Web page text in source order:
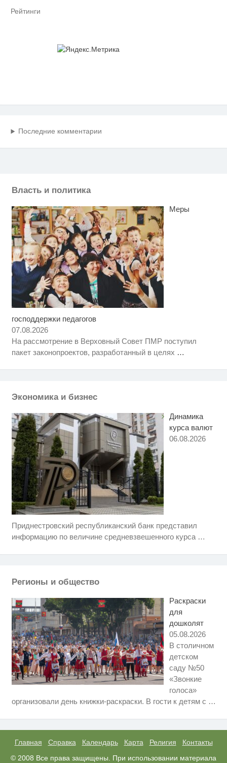
Рейтинги
Последние комментарии
Власть и политика
Меры
господдержки педагогов
07.08.2026
На рассмотрение в Верховный Совет ПМР поступил
пакет законопроектов, разработанный в целях …
Экономика и бизнес
Динамика
курса валют
06.08.2026
Приднестровский республиканский банк представил
информацию по величине средневзвешенного курса …
Регионы и общество
Раскраски
для
дошколят
05.08.2026
В столичном
детском
саду №50
«Звонкие
голоса»
организовали день книжки-раскраски. В гости к детям с …
Главная Справка Календарь Карта Религия
Контакты
© 2008 Все права защищены. При использовании материала
Королева вагона отожгла! Видео
Ролик из Омска: вы будете
смеяться долго
i
Ролик длится несколько секунд,
Скрытая камера на пляже
Ролик длится пару секунд, но
без слов! Пересмотрела 10 раз
i
Ролик из Омска: вы будете